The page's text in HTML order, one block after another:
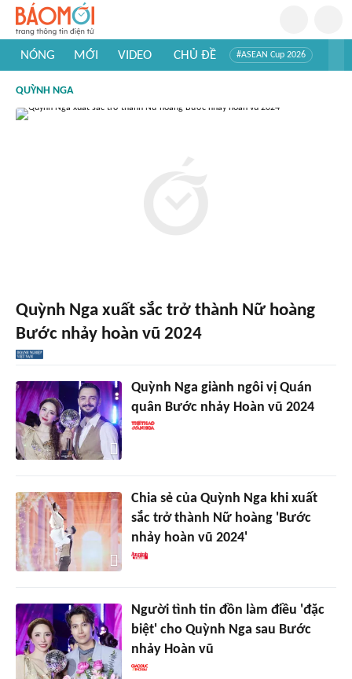
NÓNG MỚI VIDEO CHỦ ĐỀ #ASEAN Cup 2026
#Khám phá thế giới
QUỲNH NGA
Quỳnh Nga xuất sắc trở thành Nữ hoàng
Bước nhảy hoàn vũ 2024
Quỳnh Nga giành ngôi vị Quán
quân Bước nhảy Hoàn vũ 2024
Chia sẻ của Quỳnh Nga khi xuất
sắc trở thành Nữ hoàng 'Bước
nhảy hoàn vũ 2024'
Người tình tin đồn làm điều 'đặc
biệt' cho Quỳnh Nga sau Bước
nhảy Hoàn vũ